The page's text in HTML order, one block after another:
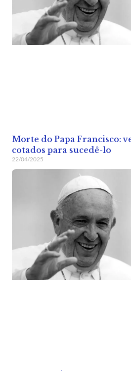
Morte do Papa Francisco:
cotados para sucedê-lo
22/04/2025